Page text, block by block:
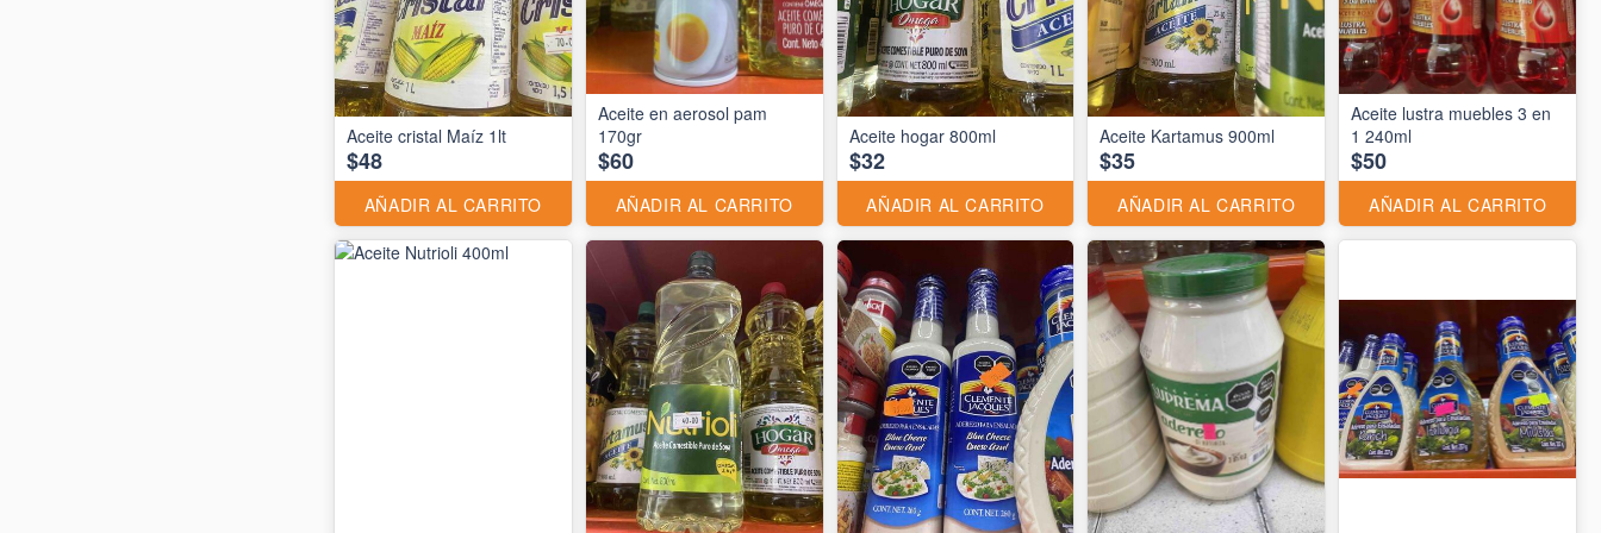
Aceite cristal Maíz 1lt
$48
AÑADIR AL CARRITO
Aceite en aerosol pam
170gr
$60
AÑADIR AL CARRITO
Aceite hogar 800ml
$32
AÑADIR AL CARRITO
Aceite Kartamus 900ml
$35
AÑADIR AL CARRITO
Aceite lustra muebles 3 en
1 240ml
$50
AÑADIR AL CARRITO